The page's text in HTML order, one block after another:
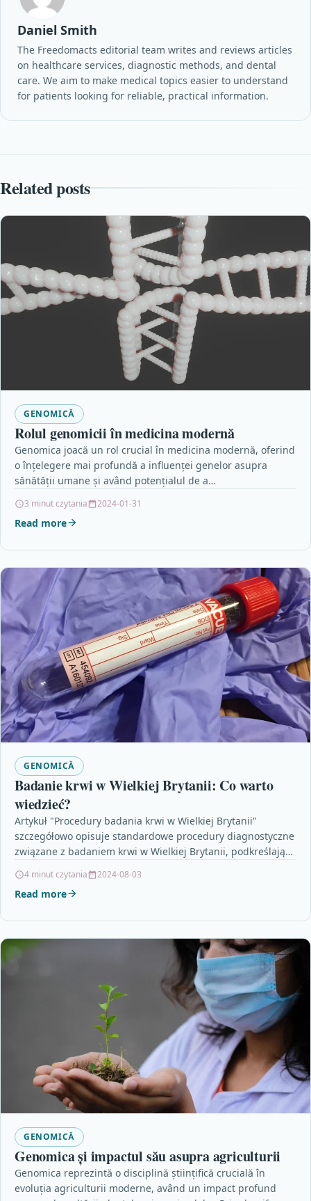
Daniel Smith
The Freedomacts editorial team writes and reviews articles
on healthcare services, diagnostic methods, and dental
care. We aim to make medical topics easier to understand
for patients looking for reliable, practical information.
Related posts
GENOMICĂ
Rolul genomicii în medicina modernă
Genomica joacă un rol crucial în medicina modernă, oferind
o înțelegere mai profundă a influenței genelor asupra
sănătății umane și având potențialul de a…
3 minut czytania 2024-01-31
Read more
GENOMICĂ
Badanie krwi w Wielkiej Brytanii: Co warto
wiedzieć?
Artykuł "Procedury badania krwi w Wielkiej Brytanii"
szczegółowo opisuje standardowe procedury diagnostyczne
związane z badaniem krwi w Wielkiej Brytanii, podkreślając
4 minut czytania 2024-08-03
Read more
GENOMICĂ
Genomica și impactul său asupra agriculturii
Genomica reprezintă o disciplină științifică crucială în
evoluția agriculturii moderne, având un impact profund